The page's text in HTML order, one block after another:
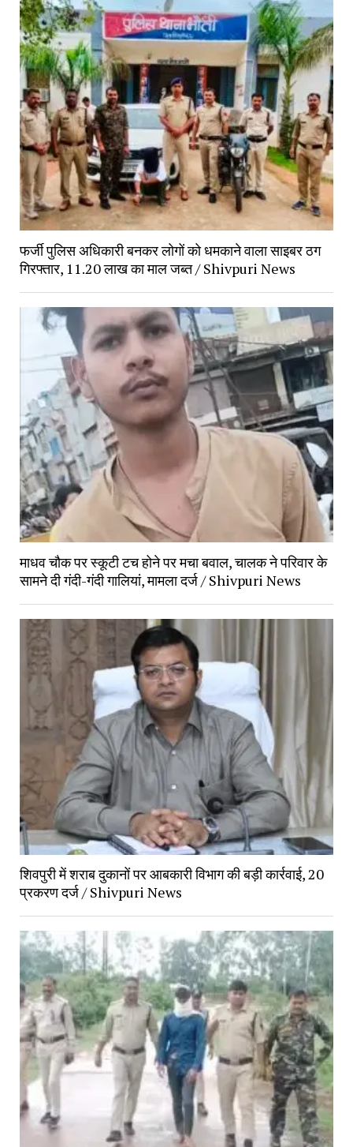
फर्जी पुलिस अधिकारी बनकर लोगों को धमकाने वाला साइबर ठग
गिरफ्तार, 11.20 लाख का माल जब्त / Shivpuri News
माधव चौक पर स्कूटी टच होने पर मचा बवाल, चालक ने परिवार के
सामने दी गंदी-गंदी गालियां, मामला दर्ज / Shivpuri News
शिवपुरी में शराब दुकानों पर आबकारी विभाग की बड़ी कार्रवाई, 20
प्रकरण दर्ज / Shivpuri News